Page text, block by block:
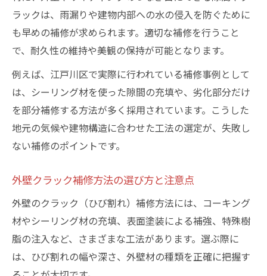
ラックは、雨漏りや建物内部への水の侵入を防ぐために
も早めの補修が求められます。適切な補修を行うこと
で、耐久性の維持や美観の保持が可能となります。
例えば、江戸川区で実際に行われている補修事例として
は、シーリング材を使った隙間の充填や、劣化部分だけ
を部分補修する方法が多く採用されています。こうした
地元の気候や建物構造に合わせた工法の選定が、失敗し
ない補修のポイントです。
外壁クラック補修方法の選び方と注意点
外壁のクラック（ひび割れ）補修方法には、コーキング
材やシーリング材の充填、表面塗装による補強、特殊樹
脂の注入など、さまざまな工法があります。選ぶ際に
は、ひび割れの幅や深さ、外壁材の種類を正確に把握す